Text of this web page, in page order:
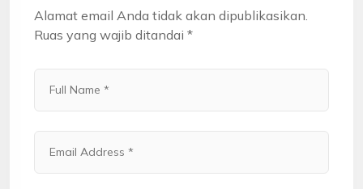
Alamat email Anda tidak akan dipublikasikan.
Ruas yang wajib ditandai *